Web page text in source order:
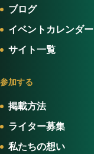
ブログ
イベントカレンダー
サイト一覧
参加する
掲載方法
ライター募集
私たちの想い